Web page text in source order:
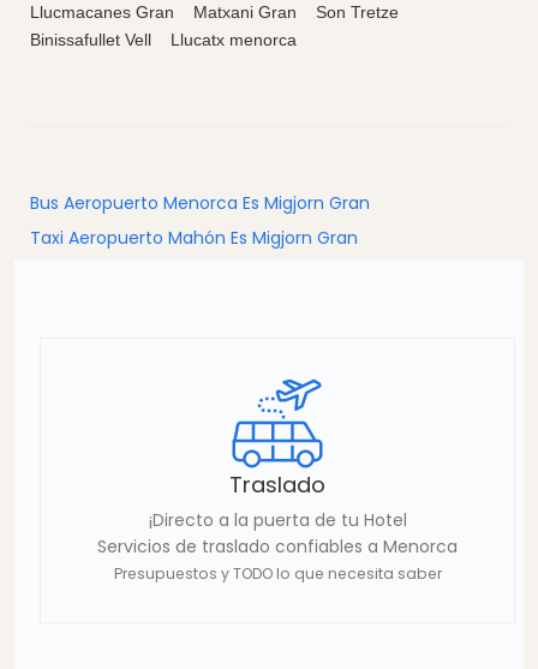
Llucmacanes Gran
Matxani Gran
Son Tretze
Binissafullet Vell
Llucatx menorca
Bus Aeropuerto Menorca Es Migjorn Gran
Taxi Aeropuerto Mahón Es Migjorn Gran
Traslado
¡Directo a la puerta de tu Hotel
Servicios de traslado confiables a Menorca
Presupuestos y TODO lo que necesita saber